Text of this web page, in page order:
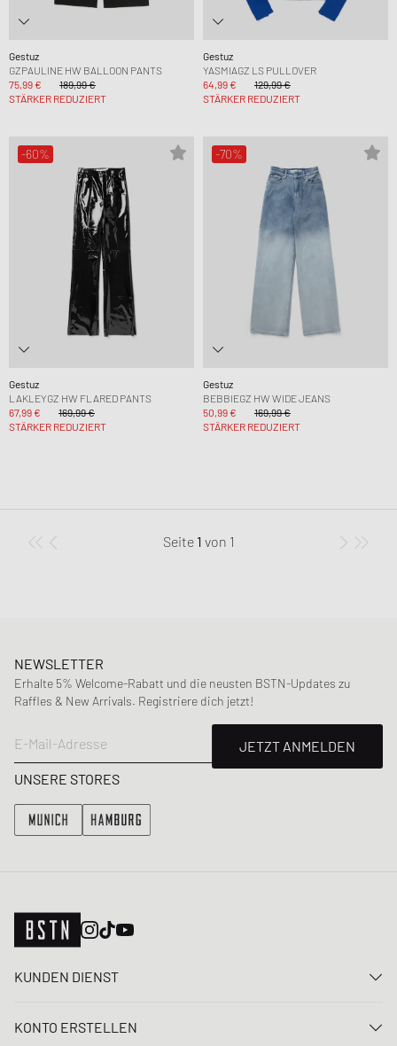
Gestuz
GZPAULINE HW BALLOON PANTS
75,99 €
189,99 €
STÄRKER REDUZIERT
Gestuz
YASMIAGZ LS PULLOVER
64,99 €
129,99 €
STÄRKER REDUZIERT
-60%
Gestuz
LAKLEYGZ HW FLARED PANTS
67,99 €
169,99 €
STÄRKER REDUZIERT
-70%
Gestuz
BEBBIEGZ HW WIDE JEANS
50,99 €
169,99 €
STÄRKER REDUZIERT
Seite 1 von 1
NEWSLETTER
Erhalte 5% Welcome-Rabatt und die neusten BSTN-Updates zu
Raffles & New Arrivals. Registriere dich jetzt!
E-Mail-Adresse
JETZT ANMELDEN
UNSERE STORES
KUNDEN DIENST
FAQ
KONTO ERSTELLEN